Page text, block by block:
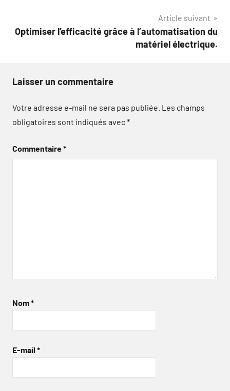
Article suivant
Optimiser l’efficacité grâce à l’automatisation du
matériel électrique.
Laisser un commentaire
Votre adresse e-mail ne sera pas publiée. Les champs
obligatoires sont indiqués avec*
Commentaire*
Nom*
E-mail *